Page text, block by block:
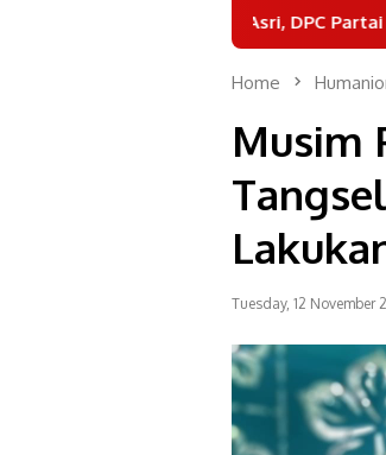
Asri, DPC Partai Demokrat Kota
Home
Musim
Tuesday, 12 November